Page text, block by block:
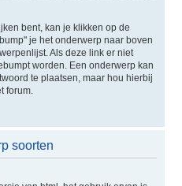
bent, kan je klikken op de
je het onderwerp naar boven
Als deze link er niet
worden. Een onderwerp kan
te plaatsen, maar hou hierbij
forum.
soorten